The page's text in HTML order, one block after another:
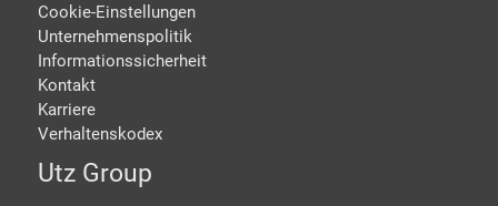
Cookie-Einstellungen
Unternehmenspolitik
Informationssicherheit
Kontakt
Karriere
Verhaltenskodex
Utz Group